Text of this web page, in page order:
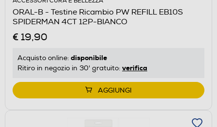
ORAL-B - Testine Ricambio PW REFILL EB10S
SPIDERMAN 4CT 12P-BIANCO
€ 19,90
Acquisto online: disponibile
Ritiro in negozio in 30' gratuito: verifica
AGGIUNGI